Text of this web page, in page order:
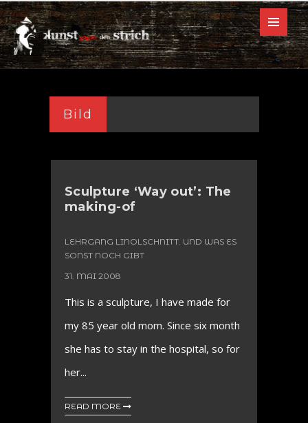
Bild
Sculpture ‘Way out’: The
making-of
LEHRGANG LINOLSCHNITT. UND WAS ES
SONST NOCH GIBT
31. MAI 2008
This is a sculpture, I have made for
my 85 year old mom. Since six month
she has to stay in the hospital, so for
her...
READ MORE